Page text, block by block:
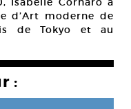
d’Art moderne de
de Tokyo et au
: